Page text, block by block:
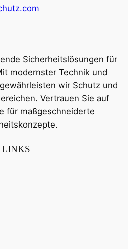
Sicherheitslösungen für
modernster Technik und
wir Schutz und
Vertrauen Sie auf
für maßgeschneiderte
LINKS